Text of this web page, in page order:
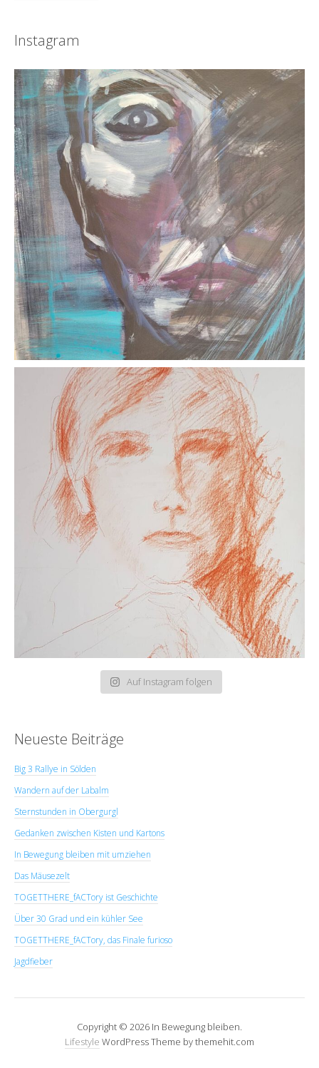
Instagram
Auf Instagram folgen
Neueste Beiträge
Big 3 Rallye in Sölden
Wandern auf der Labalm
Sternstunden in Obergurgl
Gedanken zwischen Kisten und Kartons
In Bewegung bleiben mit umziehen
Das Mäusezelt
TOGETTHERE_fACTory ist Geschichte
Über 30 Grad und ein kühler See
TOGETTHERE_fACTory, das Finale furioso
Jagdfieber
Copyright © 2026 In Bewegung bleiben.
Lifestyle WordPress Theme by themehit.com